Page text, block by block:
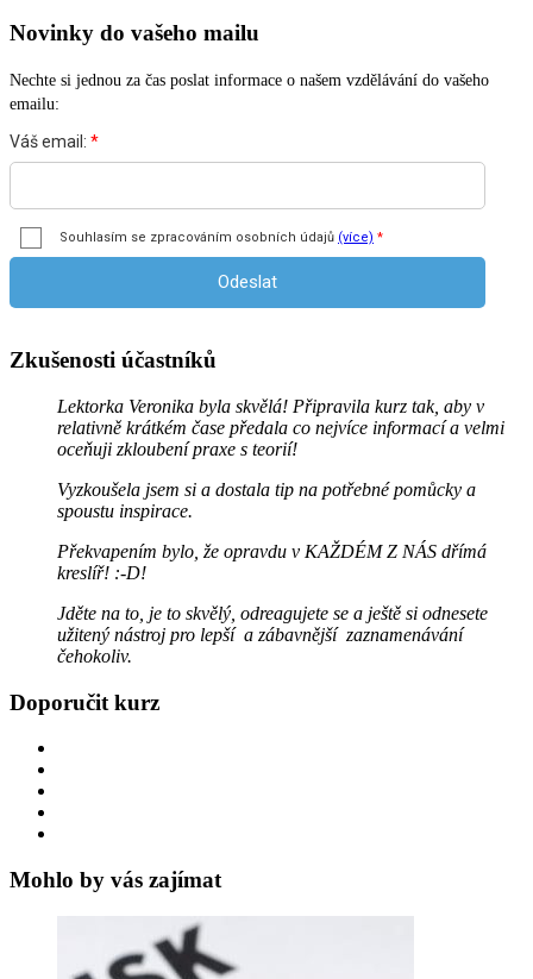
Novinky do vašeho mailu
Nechte si jednou za čas poslat informace o našem vzdělávání do vašeho
emailu:
Zkušenosti účastníků
Lektorka Veronika byla skvělá! Připravila kurz tak, aby v
relativně krátkém čase předala co nejvíce informací a velmi
oceňuji zkloubení praxe s teorií!
Vyzkoušela jsem si a dostala tip na potřebné pomůcky a
spoustu inspirace.
Překvapením bylo, že opravdu v KAŽDÉM Z NÁS dřímá
kreslíř! :-D!
Jděte na to, je to skvělý, odreagujete se a ještě si odnesete
užitený nástroj pro lepší a zábavnější zaznamenávání
čehokoliv.
Doporučit kurz
Mohlo by vás zajímat